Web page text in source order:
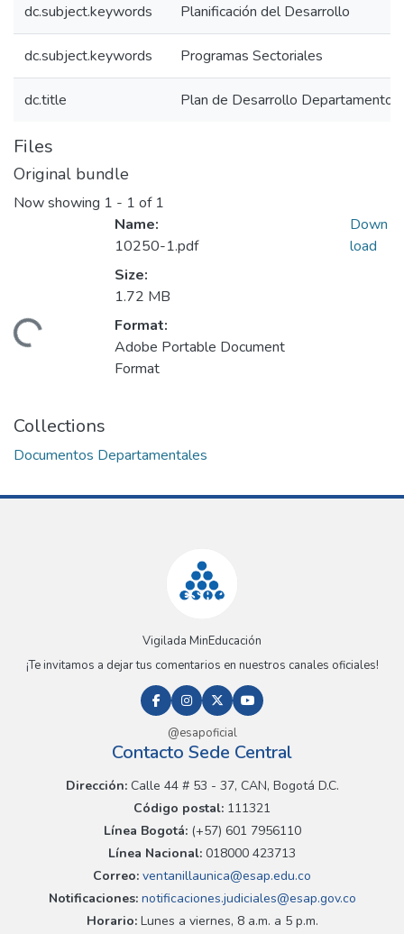
dc.subject.keywords Planificación del Desarrollo
dc.subject.keywords Programas Sectoriales
dc.title Plan de Desarrollo
Files
Original bundle
Now showing 1 - 1 of 1
Loading...
Name:
10250-1.pdf
Size:
1.72 MB
Format:
Adobe Portable Document
Format
Down
load
Collections
Documentos Departamentales
Vigilada MinEducación
¡Te invitamos a dejar tus comentarios en nuestros canales oficiales!
@esapoficial
Contacto Sede Central
Dirección:Calle 44 # 53 - 37, CAN, Bogotá D.C.
Código postal: 111321
Línea Bogotá:(+57) 601 7956110
Línea Nacional: 018000 423713
Correo: ventanillaunica@esap.edu.co
Notificaciones:notificaciones.judiciales@esap.gov.co
Horario:Lunes a viernes, 8 a.m. a 5 p.m.